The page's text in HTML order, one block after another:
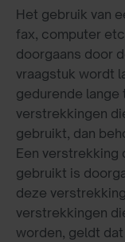
Het gebruik van
fax, computer
doorgaans door
vraagstuk wordt
gedurende lange
verstrekkingen
gebruikt, dan
Een verstrekking
gebruikt is
deze
verstrekkingen
worden, geldt